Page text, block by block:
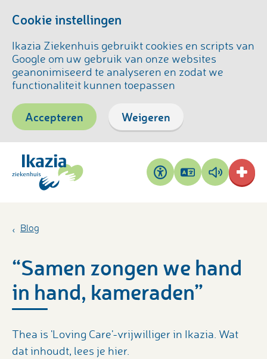
Cookie instellingen
Ikazia Ziekenhuis gebruikt cookies en scripts van
Google om uw gebruik van onze websites
geanonimiseerd te analyseren en zodat we
functionaliteit kunnen toepassen
Accepteren Weigeren
Toegankelijkheid
Pagina
vertalen
Pagina
voorlezen
Blog
“Samen zongen we hand
in hand, kameraden”
Thea is 'Loving Care'-vrijwilliger in Ikazia. Wat
dat inhoudt, lees je hier.